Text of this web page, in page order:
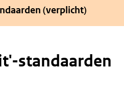
(verplicht)
standaarden